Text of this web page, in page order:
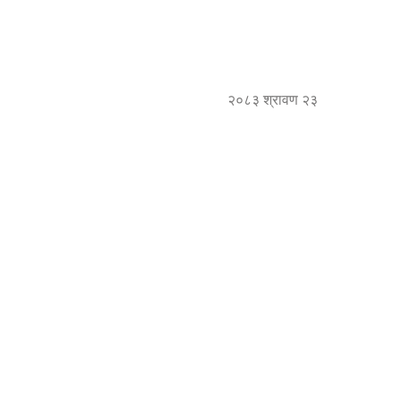
२०८३ श्रावण २३